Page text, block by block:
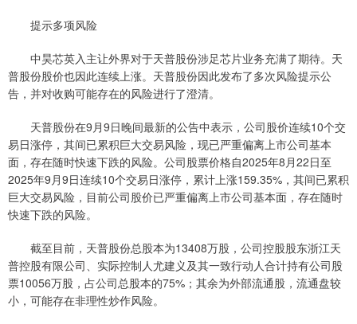
提示多项风险
中昊芯英入主让外界对于天普股份涉足芯片业务充满了期待。天
普股份股价也因此连续上涨。天普股份因此发布了多次风险提示公
告，并对收购可能存在的风险进行了澄清。
天普股份在9月9日晚间最新的公告中表示，公司股价连续10个交
易日涨停，其间已累积巨大交易风险，现已严重偏离上市公司基本
面，存在随时快速下跌的风险。公司股票价格自2025年8月22日至
2025年9月9日连续10个交易日涨停，累计上涨159.35%，其间已累积
巨大交易风险，目前公司股价已严重偏离上市公司基本面，存在随时
快速下跌的风险。
截至目前，天普股份总股本为13408万股，公司控股股东浙江天
普控股有限公司、实际控制人尤建义及其一致行动人合计持有公司股
票10056万股，占公司总股本的75%；其余为外部流通股，流通盘较
小，可能存在非理性炒作风险。